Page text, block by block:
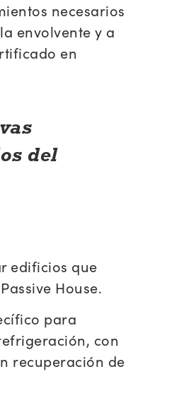
necesarios
envolvente y a
en
del
edificios que
House.
para
con
recuperación de